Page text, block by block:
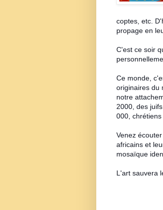
coptes, etc.
propage en
C'est ce soir
Ce monde,
originaires du
notre
2000, des
000,
Venez
africains et
mosaïque
L'art sauvera